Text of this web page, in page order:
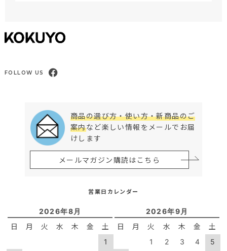
FOLLOW US
商品の選び方・使い方・新商品のご
案内など楽しい情報をメールでお届
けします
メールマガジン購読はこちら
営業日カレンダー
2026年8月
日 月 火 水 木 金 土
1
2026年9月
日 月 火 水 木 金 土
1 2 3 4
5